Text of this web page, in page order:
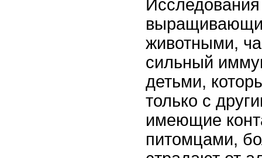
животными,
сильный
детьми,
только с
имеющие
питомцами,